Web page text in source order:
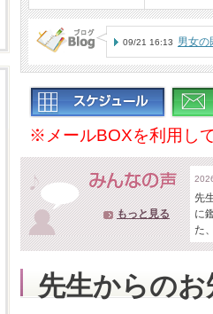
09/21 16:13 男女の
※メールBOXを利用し
もっと見る
先
に
た
先生からの